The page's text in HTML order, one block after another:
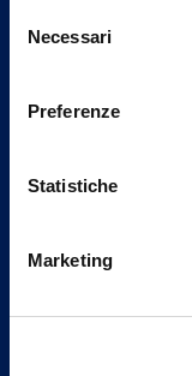
può trovare nel
delNecessari
Preferenze
Statistiche
Marketing
Vittoria Assicurazioni